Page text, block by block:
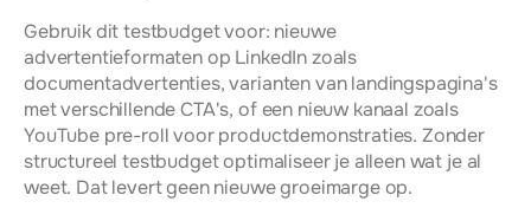
Gebruik dit testbudget voor: nieuwe
advertentieformaten op LinkedIn zoals
documentadvertenties, varianten van landingspagina's
met verschillende CTA's, of een nieuw kanaal zoals
YouTube pre-roll voor productdemonstraties. Zonder
structureel testbudget optimaliseer je alleen wat je al
weet. Dat levert geen nieuwe groeimarge op.